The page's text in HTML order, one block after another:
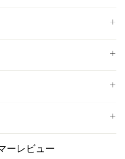
る
のBMW MOTORRADやMotoGP
のクオリティは世界でもトッ
ーレビュー